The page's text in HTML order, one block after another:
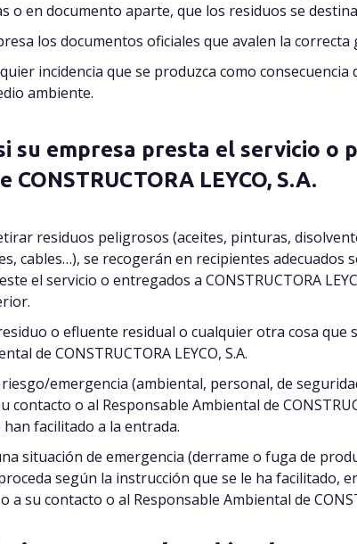
o en documento aparte, que los residuos se
los documentos oficiales que avalen la
incidencia que se produzca como
ambiente.
su empresa presta el servicio o
CONSTRUCTORA LEYCO, S.A.
residuos peligrosos (aceites, pinturas,
cables…), se recogerán en recipientes
el servicio o entregados a CONSTRUCTORA
o efluente residual o cualquier otra cosa
de CONSTRUCTORA LEYCO, S.A.
emergencia (ambiental, personal, de
contacto o al Responsable Ambiental de
facilitado a la entrada.
situación de emergencia (derrame o fuga de
según la instrucción que se le ha facilitado,
o a su contacto o al Responsable Ambiental de